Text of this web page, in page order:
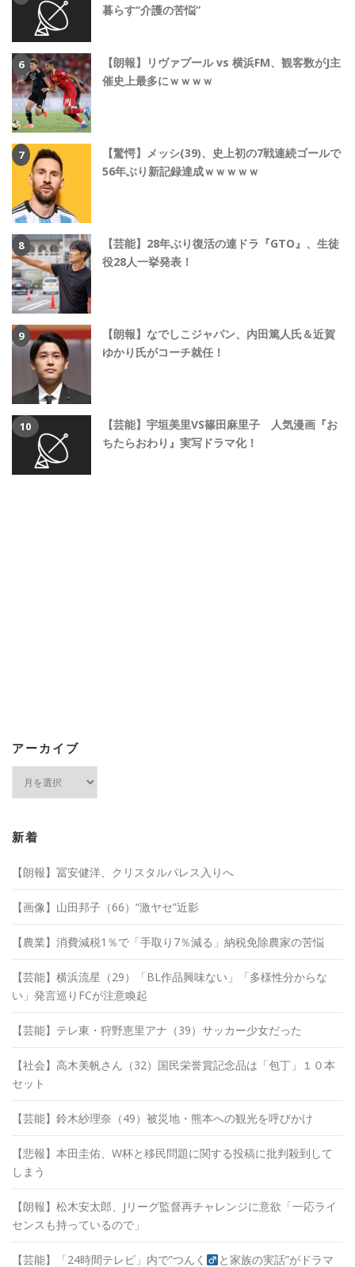
暮らす“介護の苦悩”
【朗報】リヴァプール vs 横浜FM、観客数がJ主
催史上最多にｗｗｗｗ
【驚愕】メッシ(39)、史上初の7戦連続ゴールで
56年ぶり新記録達成ｗｗｗｗｗ
【芸能】28年ぶり復活の連ドラ『GTO』、生徒
役28人一挙発表！
【朗報】なでしこジャパン、内田篤人氏＆近賀
ゆかり氏がコーチ就任！
【芸能】宇垣美里VS篠田麻里子 人気漫画『お
ちたらおわり』実写ドラマ化！
アーカイブ
ブ
新着
【朗報】冨安健洋、クリスタルパレス入りへ
【画像】山田邦子（66）“激ヤセ”近影
【農業】消費減税1％で「手取り7％減る」納税免除農家の苦悩
【芸能】横浜流星（29）「BL作品興味ない」「多様性分からな
い」発言巡りFCが注意喚起
【芸能】テレ東・狩野恵里アナ（39）サッカー少女だった
【社会】高木美帆さん（32）国民栄誉賞記念品は「包丁」１０本
セット
【芸能】鈴木紗理奈（49）被災地・熊本への観光を呼びかけ
【悲報】本田圭佑、W杯と移民問題に関する投稿に批判殺到して
しまう
【朗報】松木安太郎、Jリーグ監督再チャレンジに意欲「一応ライ
センスも持っているので」
【芸能】「24時間テレビ」内で”つんく と家族の実話”がドラマ